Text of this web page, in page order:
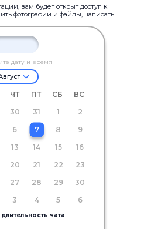
вам будет открыт доступ к
фотографии и файлы, написать
дату и время
ЧТ ПТ СБ
ВС
30 31 1
2
6 7 8
9
13 14 15
16
20 21 22
23
27 28 29
30
3 4 5 6
чата